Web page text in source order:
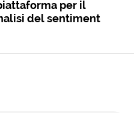
per il
del sentiment